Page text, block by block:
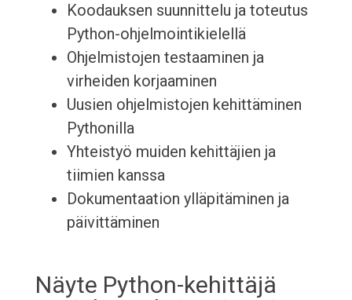
Koodauksen suunnittelu ja toteutus
Python-ohjelmointikielellä
Ohjelmistojen testaaminen ja
virheiden korjaaminen
Uusien ohjelmistojen kehittäminen
Pythonilla
Yhteistyö muiden kehittäjien ja
tiimien kanssa
Dokumentaation ylläpitäminen ja
päivittäminen
Näyte Python-kehittäjä